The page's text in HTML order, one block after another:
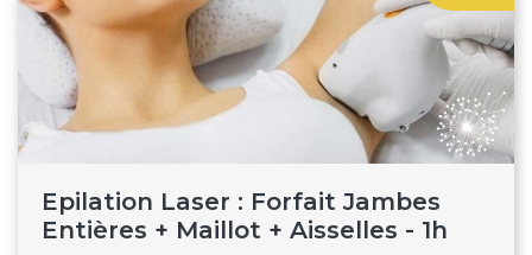
Epilation Laser : Forfait Jambes
Entières + Maillot + Aisselles - 1h